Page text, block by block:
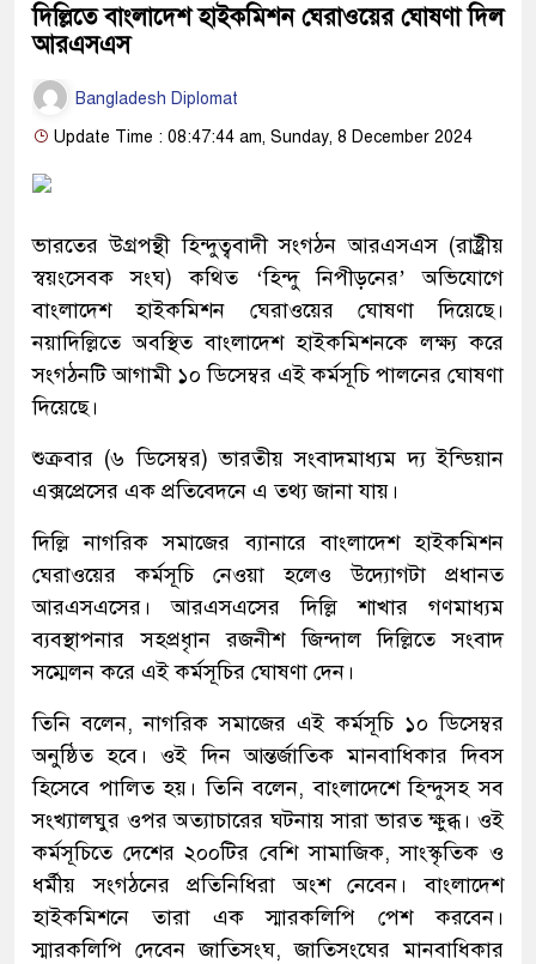
দিল্লিতে বাংলাদেশ হাইকমিশন ঘেরাওয়ের ঘোষণা দিল
আরএসএস
Bangladesh Diplomat
Update Time : 08:47:44 am, Sunday, 8 December 2024
ভারতের উগ্রপন্থী হিন্দুত্ববাদী সংগঠন আরএসএস (রাষ্ট্রীয়
স্বয়ংসেবক সংঘ) কথিত ‘হিন্দু নিপীড়নের’ অভিযোগে
বাংলাদেশ হাইকমিশন ঘেরাওয়ের ঘোষণা দিয়েছে।
নয়াদিল্লিতে অবস্থিত বাংলাদেশ হাইকমিশনকে লক্ষ্য করে
সংগঠনটি আগামী ১০ ডিসেম্বর এই কর্মসূচি পালনের ঘোষণা
দিয়েছে।
শুক্রবার (৬ ডিসেম্বর) ভারতীয় সংবাদমাধ্যম দ্য ইন্ডিয়ান
এক্সপ্রেসের এক প্রতিবেদনে এ তথ্য জানা যায়।
দিল্লি নাগরিক সমাজের ব্যানারে বাংলাদেশ হাইকমিশন
ঘেরাওয়ের কর্মসূচি নেওয়া হলেও উদ্যোগটা প্রধানত
আরএসএসের। আরএসএসের দিল্লি শাখার গণমাধ্যম
ব্যবস্থাপনার সহপ্রধাৃন রজনীশ জিন্দাল দিল্লিতে সংবাদ
সম্মেলন করে এই কর্মসূচির ঘোষণা দেন।
তিনি বলেন, নাগরিক সমাজের এই কর্মসূচি ১০ ডিসেম্বর
অনুষ্ঠিত হবে। ওই দিন আন্তর্জাতিক মানবাধিকার দিবস
হিসেবে পালিত হয়। তিনি বলেন, বাংলাদেশে হিন্দুসহ সব
সংখ্যালঘুর ওপর অত্যাচারের ঘটনায় সারা ভারত ক্ষুব্ধ। ওই
কর্মসূচিতে দেশের ২০০টির বেশি সামাজিক, সাংস্কৃতিক ও
ধর্মীয় সংগঠনের প্রতিনিধিরা অংশ নেবেন। বাংলাদেশ
হাইকমিশনে তারা এক স্মারকলিপি পেশ করবেন।
স্মারকলিপি দেবেন জাতিসংঘ, জাতিসংঘের মানবাধিকার